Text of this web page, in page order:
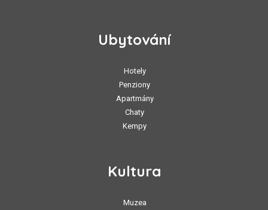
Ubytování
Hotely
Penziony
Apartmány
Chaty
Kempy
Kultura
Muzea